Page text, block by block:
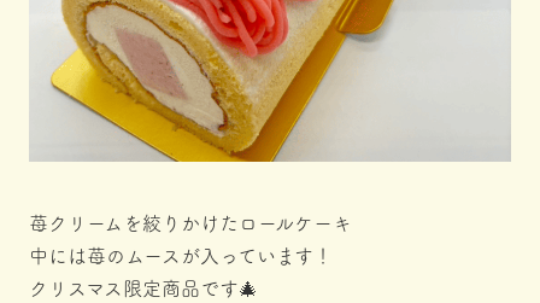
苺クリームを絞りかけたロールケーキ
中には苺のムースが入っています！
クリスマス限定商品です🎄